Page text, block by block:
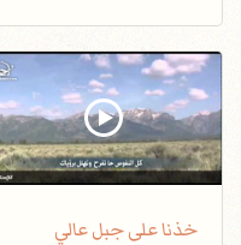
خذنا على جبل عالي